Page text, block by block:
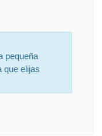
pequeña
que elijas